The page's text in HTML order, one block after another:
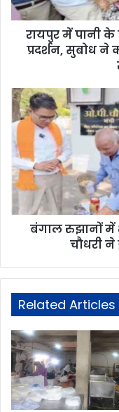
रायपुर में पानी के
प्रदर्शन, सुबोध
बंगाल रुझानों में
चौधरी
Related Articles